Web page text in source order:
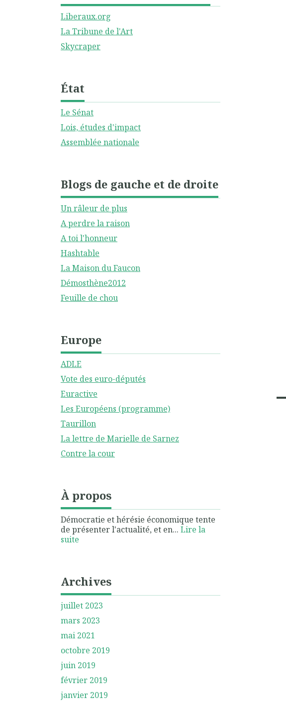
Liberaux.org
La Tribune de l'Art
Skycraper
État
Le Sénat
Lois, études d'impact
Assemblée nationale
Blogs de gauche et de droite
Un râleur de plus
A perdre la raison
A toi l'honneur
Hashtable
La Maison du Faucon
Démosthène2012
Feuille de chou
Europe
ADLE
Vote des euro-députés
Euractive
Les Européens (programme)
Taurillon
La lettre de Marielle de Sarnez
Contre la cour
À propos
Démocratie et hérésie économique tente
de présenter l'actualité, et en... Lire la
suite
Archives
juillet 2023
mars 2023
mai 2021
octobre 2019
juin 2019
février 2019
janvier 2019